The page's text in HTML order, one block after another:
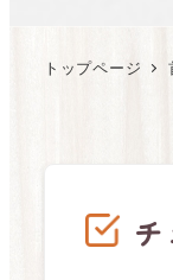
トップページ